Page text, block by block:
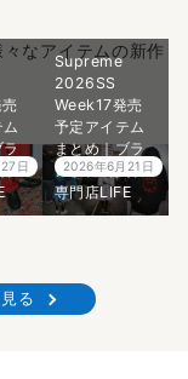
なアイテムの新作
ラ
取日
Supreme
2026SS
Week17発売
予定アイテム
まとめ｜ブラ
ンド古着買取
専門店LIFE
2026年6月21日
る